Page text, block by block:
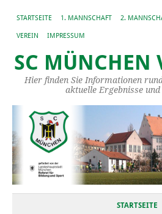
STARTSEITE 1. MANNSCHAFT 2.
VEREIN IMPRESSUM
SC MÜNCHEN
Hier finden Sie Informationen
aktuelle Ergebnisse und
STARTSEITE